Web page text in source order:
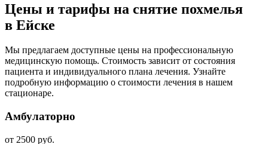
Цены и тарифы на снятие похмелья
в Ейске
Мы предлагаем доступные цены на профессиональную
медицинскую помощь. Стоимость зависит от состояния
пациента и индивидуального плана лечения. Узнайте
подробную информацию о стоимости лечения в нашем
стационаре.
Амбулаторно
от 2500 руб.